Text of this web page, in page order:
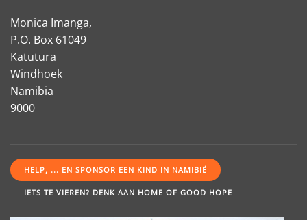
Monica Imanga,
P.O. Box 61049
Katutura
Windhoek
Namibia
9000
HELP, ... EN SPONSOR EEN KIND IN NAMIBIË
IETS TE VIEREN? DENK AAN HOME OF GOOD HOPE